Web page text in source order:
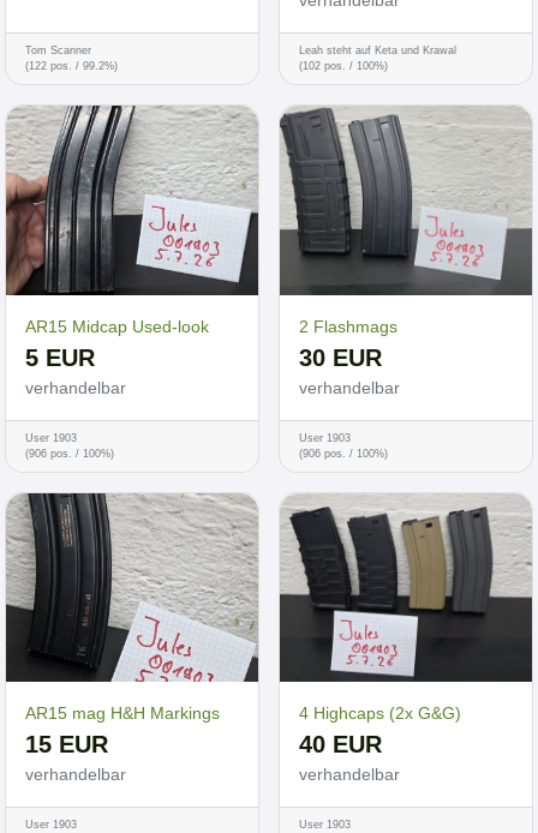
Tom Scanner
(122 pos. / 99.2%)
Leah steht auf Keta und Krawal
(102 pos. / 100%)
AR15 Midcap Used-look
5 EUR
verhandelbar
User 1903
(906 pos. / 100%)
2 Flashmags
30 EUR
verhandelbar
User 1903
(906 pos. / 100%)
AR15 mag H&H Markings
15 EUR
verhandelbar
User 1903
4 Highcaps (2x G&G)
40 EUR
verhandelbar
User 1903